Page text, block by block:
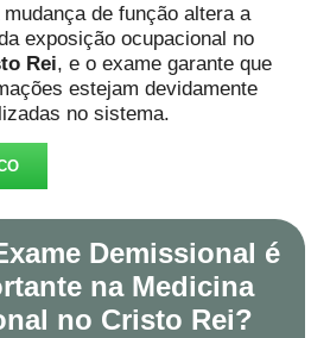
de função altera a
exposição ocupacional no
Rei, e o exame garante que
estejam devidamente
no sistema.
Demissional é
na Medicina
no Cristo Rei?